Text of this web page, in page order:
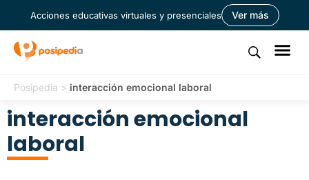
Acciones educativas virtuales y presenciales Ver más
Posipedia > interacción emocional laboral
interacción emocional
laboral